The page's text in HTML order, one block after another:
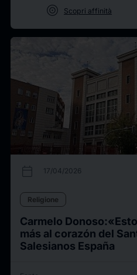
target Scopri affinità
calendar_today 17/04/2026
Religione
Carmelo
más al corazón del
Salesianos España